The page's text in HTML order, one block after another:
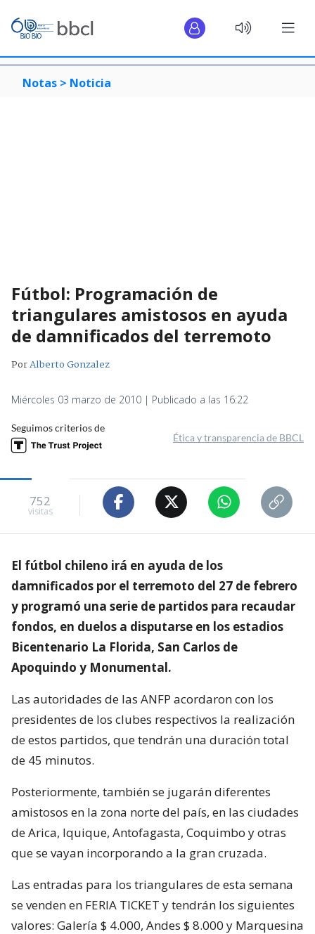
Notas > Noticia
Fútbol: Programación de
triangulares amistosos en ayuda
de damnificados del terremoto
PorAlberto Gonzalez
Miércoles 03 marzo de 2010 | Publicado a las 16:22
Seguimos criterios de
Ética y transparencia de BBCL
752
visitas
El fútbol chileno irá en ayuda de los
damnificados por el terremoto del 27 de febrero
y programó una serie de partidos para recaudar
fondos, en duelos a disputarse en los estadios
Bicentenario La Florida, San Carlos de
Apoquindo y Monumental.
Las autoridades de las ANFP acordaron con los
presidentes de los clubes respectivos la realización
de estos partidos, que tendrán una duración total
de 45 minutos.
Posteriormente, también se jugarán diferentes
amistosos en la zona norte del país, en las ciudades
de Arica, Iquique, Antofagasta, Coquimbo y otras
que se vayan incorporando a la gran cruzada.
Las entradas para los triangulares de esta semana
se venden en FERIA TICKET y tendrán los siguientes
valores: Galería $ 4.000, Andes $ 8.000 y Marquesina